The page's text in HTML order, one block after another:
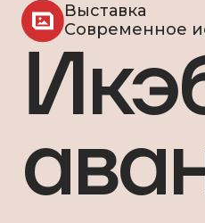
Выставка
Современное